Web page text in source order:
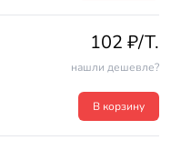
102 ₽/T.
нашли дешевле?
В корзину